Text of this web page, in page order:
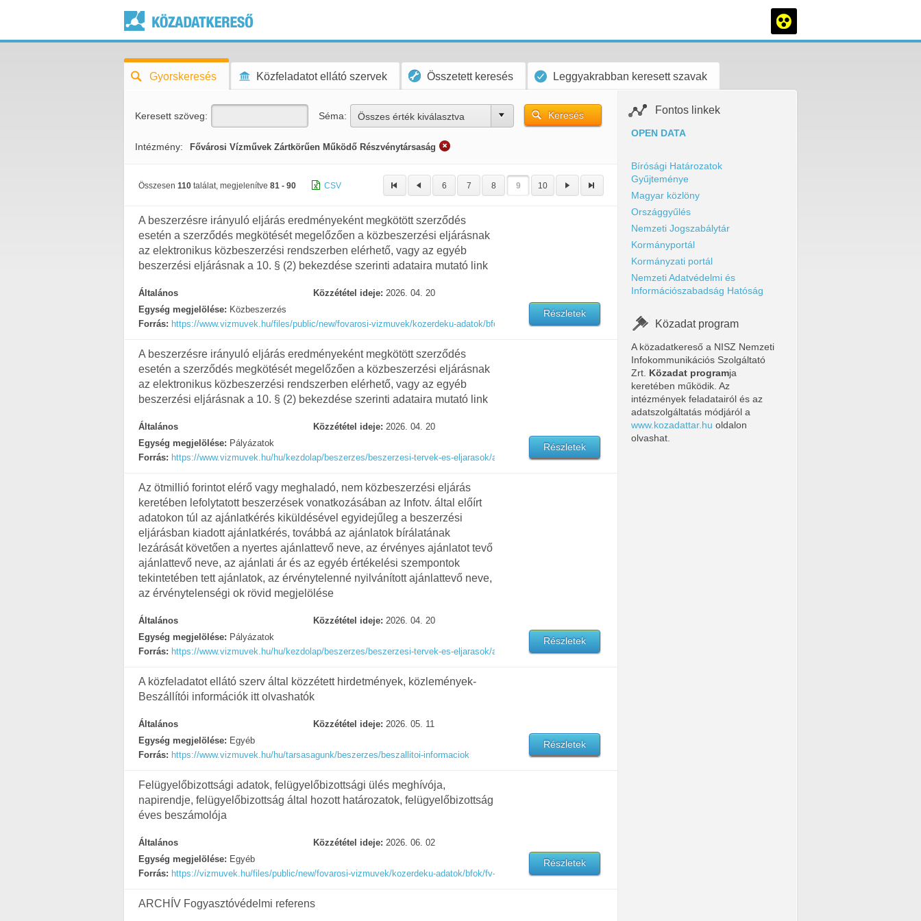
Gyorskeresés Közfeladatot ellátó szervek Összetett keresés Leggyakrabban keresett szavak
Keresett szöveg: Séma: Összes érték kiválasztva Keresés
Intézmény: Fővárosi Vízművek Zártkörűen Működő Részvénytársaság
Összesen 110 találat, megjelenítve 81 - 90 CSV 6 7 8 9 10
Részletek
A beszerzésre irányuló eljárás eredményeként megkötött szerződés
esetén a szerződés megkötését megelőzően a közbeszerzési eljárásnak
az elektronikus közbeszerzési rendszerben elérhető, vagy az egyéb
beszerzési eljárásnak a 10. § (2) bekezdése szerinti adataira mutató link
Általános Közzététel ideje: 2026. 04. 20
Egység megjelölése: Közbeszerzés
Forrás: https://www.vizmuvek.hu/files/public/new/fovarosi-vizmuvek/kozerdeku-adatok/bfok/kozbeszerzesi-eljarasok-ekr.pdf
Részletek
A beszerzésre irányuló eljárás eredményeként megkötött szerződés
esetén a szerződés megkötését megelőzően a közbeszerzési eljárásnak
az elektronikus közbeszerzési rendszerben elérhető, vagy az egyéb
beszerzési eljárásnak a 10. § (2) bekezdése szerinti adataira mutató link
Általános Közzététel ideje: 2026. 04. 20
Egység megjelölése: Pályázatok
Forrás: https://www.vizmuvek.hu/hu/kezdolap/beszerzes/beszerzesi-tervek-es-eljarasok/aktualis-beszerzesi-eljarasok
Részletek
Az ötmillió forintot elérő vagy meghaladó, nem közbeszerzési eljárás
keretében lefolytatott beszerzések vonatkozásában az Infotv. által előírt
adatokon túl az ajánlatkérés kiküldésével egyidejűleg a beszerzési
eljárásban kiadott ajánlatkérés, továbbá az ajánlatok bírálatának
lezárását követően a nyertes ajánlattevő neve, az érvényes ajánlatot tevő
ajánlattevő neve, az ajánlati ár és az egyéb értékelési szempontok
tekintetében tett ajánlatok, az érvénytelenné nyilvánított ajánlattevő neve,
az érvénytelenségi ok rövid megjelölése
Általános Közzététel ideje: 2026. 04. 20
Egység megjelölése: Pályázatok
Forrás: https://www.vizmuvek.hu/hu/kezdolap/beszerzes/beszerzesi-tervek-es-eljarasok/aktualis-beszerzesi-eljarasok
Részletek
A közfeladatot ellátó szerv által közzétett hirdetmények, közlemények-
Beszállítói információk itt olvashatók
Általános Közzététel ideje: 2026. 05. 11
Egység megjelölése: Egyéb
Forrás: https://www.vizmuvek.hu/hu/tarsasagunk/beszerzes/beszallitoi-informaciok
Részletek
Felügyelőbizottsági adatok, felügyelőbizottsági ülés meghívója,
napirendje, felügyelőbizottság által hozott határozatok, felügyelőbizottság
éves beszámolója
Általános Közzététel ideje: 2026. 06. 02
Egység megjelölése: Egyéb
Forrás: https://vizmuvek.hu/files/public/new/fovarosi-vizmuvek/kozerdeku-adatok/bfok/fv-fb-2025-evi-jelentes.pdf
ARCHÍV Fogyasztóvédelmi referens
Fontos linkek
OPEN DATA
Bírósági Határozatok
Gyűjteménye
Magyar közlöny
Országgyűlés
Nemzeti Jogszabálytár
Kormányportál
Kormányzati portál
Nemzeti Adatvédelmi és
Információszabadság Hatóság
Közadat program
A közadatkereső a NISZ Nemzeti
Infokommunikációs Szolgáltató
Zrt. Közadat programja
keretében működik. Az
intézmények feladatairól és az
adatszolgáltatás módjáról a
www.kozadattar.hu oldalon
olvashat.